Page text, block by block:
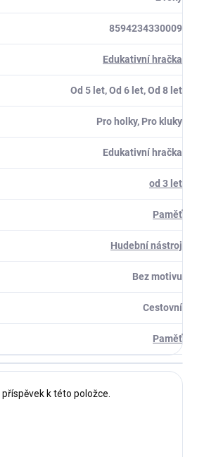
8594234330009
Edukativní hračka
Od 5 let, Od 6 let, Od 8 let
Pro holky, Pro kluky
Edukativní hračka
od 3 let
Paměť
Hudební nástroj
Bez motivu
Cestovní
Paměť
k této položce.